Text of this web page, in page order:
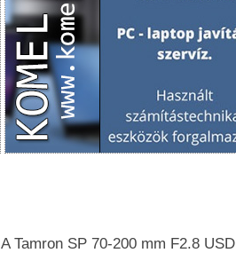
A Tamron SP 70-200 mm F2.8 USD